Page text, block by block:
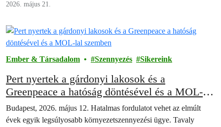
2026. május 21.
Ember & Társadalom Szennyezés Sikereink
Pert nyertek a gárdonyi lakosok és a
Greenpeace a hatóság döntésével és a MOL-lal
szemben
Budapest, 2026. május 12. Hatalmas fordulatot vehet az elmúlt
évek egyik legsúlyosabb környezetszennyezési ügye. Tavaly